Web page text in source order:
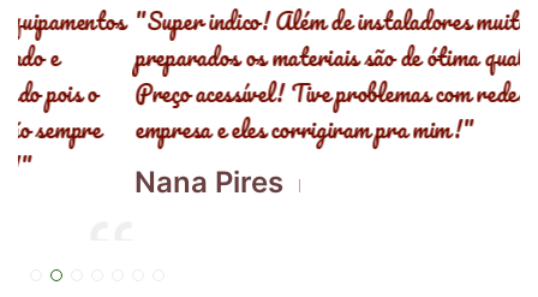
"Super indico! Além de instaladores muito bem
preparados os materiais são de ótima qualidade!
Preço acessível! Tive problemas com redes de outra
empresa e eles corrigiram pra mim!"
Nana Pires